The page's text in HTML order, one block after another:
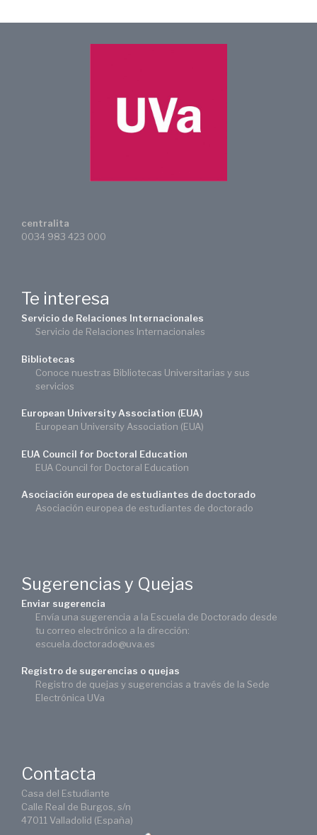
centralita
0034 983 423 000
Te interesa
Servicio de Relaciones Internacionales
Servicio de Relaciones Internacionales
Bibliotecas
Conoce nuestras Bibliotecas Universitarias y sus
servicios
European University Association (EUA)
European University Association (EUA)
EUA Council for Doctoral Education
EUA Council for Doctoral Education
Asociación europea de estudiantes de doctorado
Asociación europea de estudiantes de doctorado
Sugerencias y Quejas
Enviar sugerencia
Envía una sugerencia a la Escuela de Doctorado desde
tu correo electrónico a la dirección:
escuela.doctorado@uva.es
Registro de sugerencias o quejas
Registro de quejas y sugerencias a través de la Sede
Electrónica UVa
Contacta
Casa del Estudiante
Calle Real de Burgos, s/n
47011 Valladolid (España)